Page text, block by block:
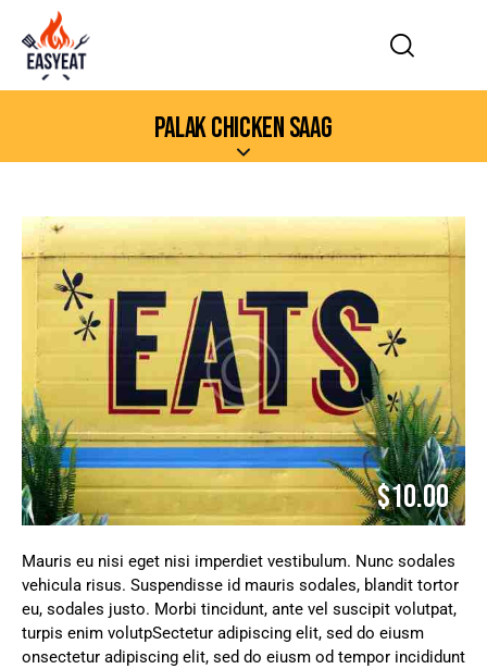
PALAK CHICKEN SAAG
$10.00
Mauris eu nisi eget nisi imperdiet vestibulum. Nunc sodales
vehicula risus. Suspendisse id mauris sodales, blandit tortor
eu, sodales justo. Morbi tincidunt, ante vel suscipit volutpat,
turpis enim volutpSectetur adipiscing elit, sed do eiusm
onsectetur adipiscing elit, sed do eiusm od tempor incididunt